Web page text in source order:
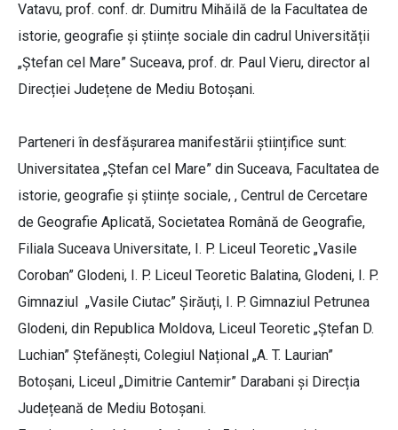
Vatavu, prof. conf. dr. Dumitru Mihăilă de la Facultatea de
istorie, geografie și științe sociale din cadrul Universității
„Ștefan cel Mare” Suceava, prof. dr. Paul Vieru, director al
Direcției Județene de Mediu Botoșani.
Parteneri în desfășurarea manifestării științifice sunt:
Universitatea „Ștefan cel Mare” din Suceava, Facultatea de
istorie, geografie și științe sociale, , Centrul de Cercetare
de Geografie Aplicată, Societatea Română de Geografie,
Filiala Suceava Universitate, I. P. Liceul Teoretic „Vasile
Coroban” Glodeni, I. P. Liceul Teoretic Balatina, Glodeni, I. P.
Gimnaziul „Vasile Ciutac” Șirăuți, I. P. Gimnaziul Petrunea
Glodeni, din Republica Moldova, Liceul Teoretic „Ștefan D.
Luchian” Ștefănești, Colegiul Național „A. T. Laurian”
Botoșani, Liceul „Dimitrie Cantemir” Darabani și Direcția
Județeană de Mediu Botoșani.